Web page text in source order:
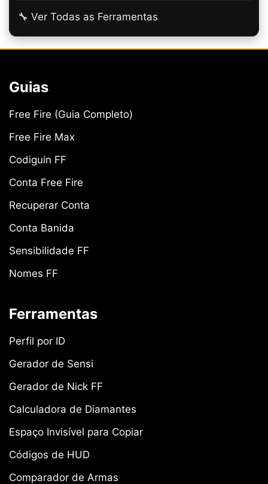
🔧 Ver Todas as Ferramentas
Guias
Free Fire (Guia Completo)
Free Fire Max
Codiguin FF
Conta Free Fire
Recuperar Conta
Conta Banida
Sensibilidade FF
Nomes FF
Ferramentas
Perfil por ID
Gerador de Sensi
Gerador de Nick FF
Calculadora de Diamantes
Espaço Invisível para Copiar
Códigos de HUD
Comparador de Armas